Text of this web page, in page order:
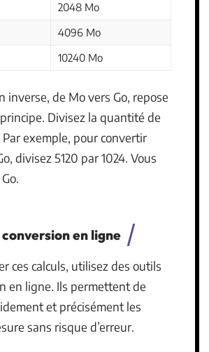
2048 Mo
4096 Mo
10240 Mo
inverse, de Mo vers Go, repose
Divisez la quantité de
Par exemple, pour convertir
divisez 5120 par 1024. Vous
en ligne
ces calculs, utilisez des outils
en ligne. Ils permettent de
et précisément les
sans risque d’erreur.